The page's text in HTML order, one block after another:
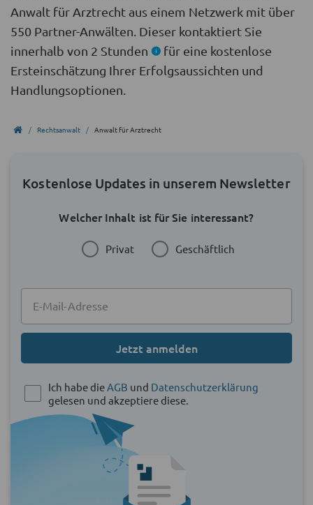
Anwalt für Arztrecht aus einem Netzwerk mit über
550 Partner-Anwälten. Dieser kontaktiert Sie
innerhalb von 2 Stunden
für eine kostenlose
Ersteinschätzung Ihrer Erfolgsaussichten und
Handlungsoptionen.
Rechtsanwalt Anwalt für Arztrecht
Kostenlose Updates in unserem Newsletter
Welcher Inhalt ist für Sie interessant?
Privat Geschäftlich
Jetzt anmelden
Ich habe die AGB und Datenschutzerklärung
gelesen und akzeptiere diese.